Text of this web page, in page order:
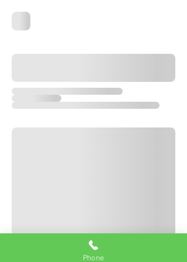
Phone